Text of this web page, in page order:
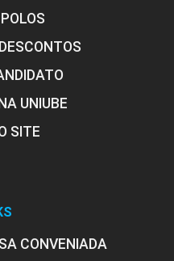
UNIUBE
SITE
CONVENIADA